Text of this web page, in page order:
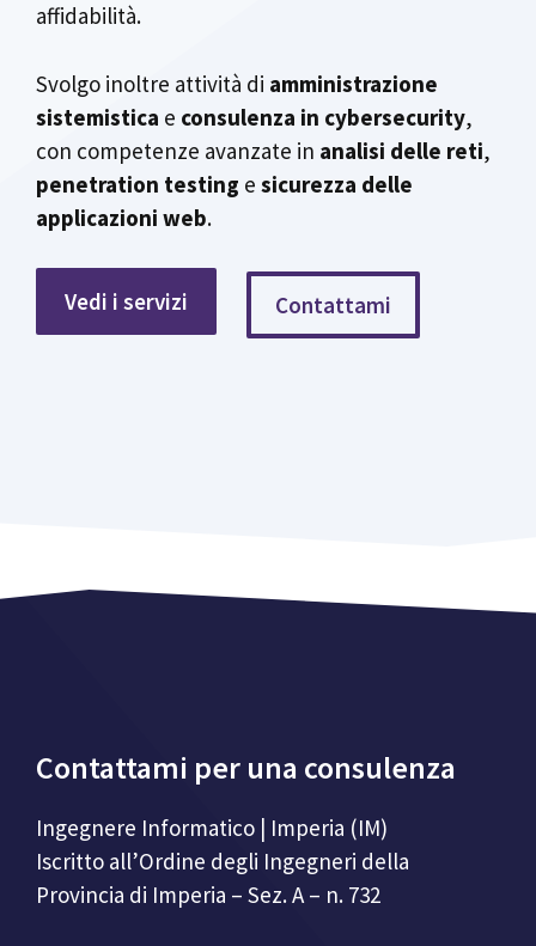
affidabilità.
Svolgo inoltre attività di amministrazione
sistemistica e consulenza in cybersecurity,
con competenze avanzate in analisi delle reti,
penetration testing e sicurezza delle
applicazioni web.
Vedi i servizi Contattami
Contattami per una consulenza
Ingegnere Informatico | Imperia (IM)
Iscritto all’Ordine degli Ingegneri della
Provincia di Imperia – Sez. A – n. 732